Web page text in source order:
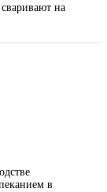
на
в